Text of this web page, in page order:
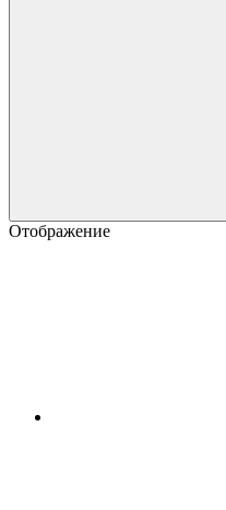
Отображение